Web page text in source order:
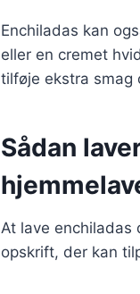
Enchiladas kan
eller en cremet
tilføje ekstra smag
Sådan
At lave enchiladas
opskrift, der kan